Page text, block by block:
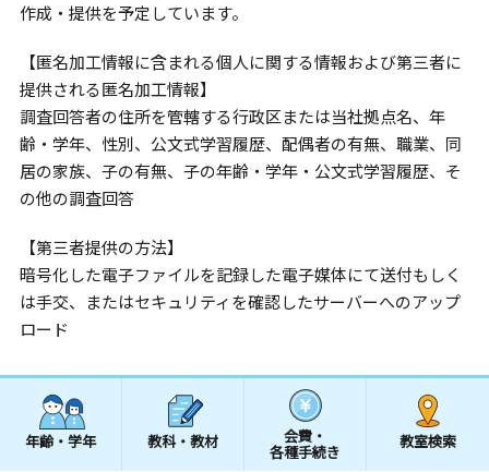
作成・提供を予定しています。
【匿名加工情報に含まれる個人に関する情報および第三者に
提供される匿名加工情報】
調査回答者の住所を管轄する行政区または当社拠点名、年
齢・学年、性別、公文式学習履歴、配偶者の有無、職業、同
居の家族、子の有無、子の年齢・学年・公文式学習履歴、そ
の他の調査回答
【第三者提供の方法】
暗号化した電子ファイルを記録した電子媒体にて送付もしく
は手交、またはセキュリティを確認したサーバーへのアップ
ロード
年齢・学年 教科・教材 会費・
各種手続き
教室検索